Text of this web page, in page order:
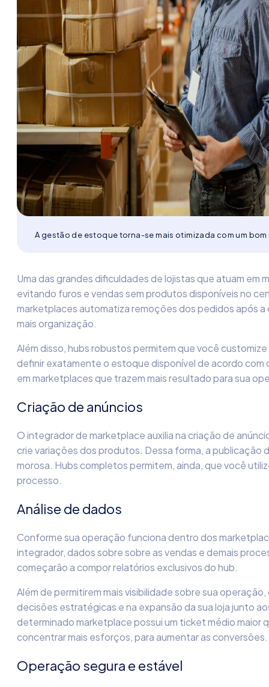
A gestão de estoque torna-se mais otimizada com um
Uma das grandes dificuldades de lojistas que atuam em
evitando furos e vendas sem produtos disponíveis no
marketplaces automatiza remoções dos pedidos após a
mais organização.
Além disso, hubs robustos permitem que você
definir exatamente o estoque disponível de acordo com
em marketplaces que trazem mais resultado para sua
Criação de anúncios
O integrador de marketplace auxilia na criação de
crie variações dos produtos. Dessa forma, a publicação
morosa. Hubs completos permitem, ainda, que você
processo.
Análise de dados
Conforme sua operação funciona dentro dos
integrador, dados sobre sobre as vendas e demais
começarão a compor relatórios exclusivos do hub.
Além de permitirem mais visibilidade sobre sua
decisões estratégicas e na expansão da sua loja junto
determinado marketplace possui um ticket médio maior
concentrar mais esforços, para aumentar as conversões.
Operação segura e estável